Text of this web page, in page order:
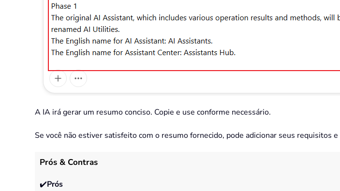
A IA irá gerar um resumo conciso. Copie e use conforme necessário.
Se você não estiver satisfeito com o resumo fornecido, pode adicionar seus requisitos
Prós & Contras
✔️Prós